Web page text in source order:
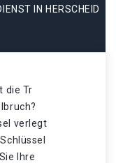
IN HERSCHEID
die Tr
verlegt
Ihre